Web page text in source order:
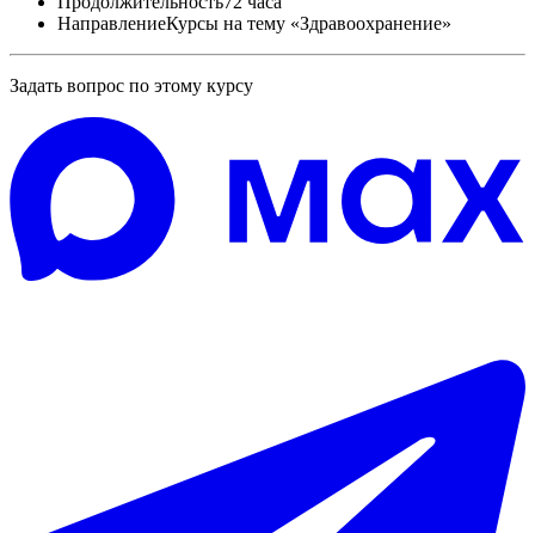
НаправлениеКурсы на тему «Здравоохранение»
Задать вопрос по этому курсу